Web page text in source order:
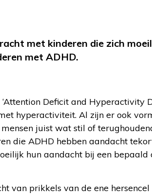
met kinderen die zich
met ADHD.
Deficit and Hyperactivity
hyperactiviteit. Al zijn er ook
juist wat stil of
die ADHD hebben aandacht
hun aandacht bij een
van prikkels van de ene